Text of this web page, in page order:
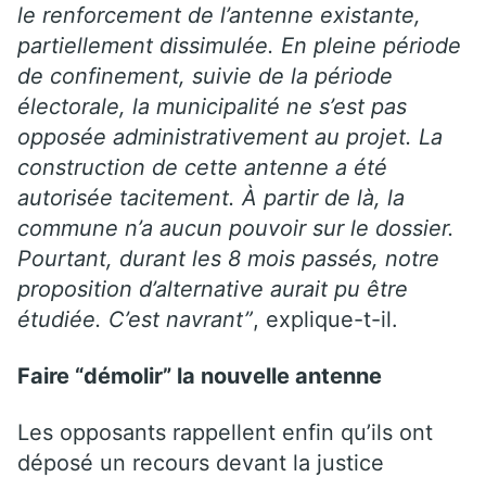
le renforcement de l’antenne existante,
partiellement dissimulée. En pleine période
de confinement, suivie de la période
électorale, la municipalité ne s’est pas
opposée administrativement au projet. La
construction de cette antenne a été
autorisée tacitement. À partir de là, la
commune n’a aucun pouvoir sur le dossier.
Pourtant, durant les 8 mois passés, notre
proposition d’alternative aurait pu être
étudiée. C’est navrant”, explique-t-il.
Faire “démolir” la nouvelle antenne
Les opposants rappellent enfin qu’ils ont
déposé un recours devant la justice